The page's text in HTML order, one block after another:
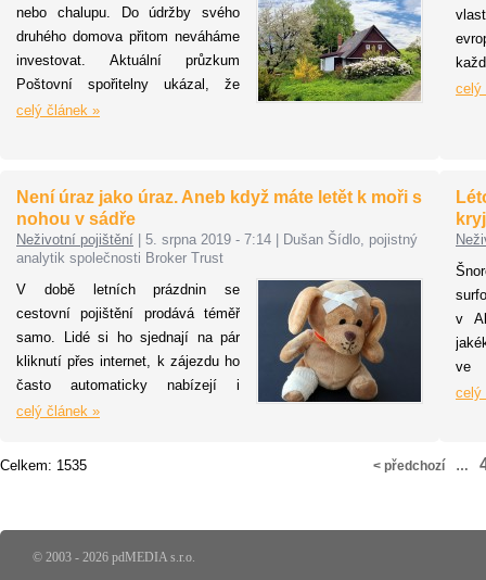
nebo chalupu. Do údržby svého
druhého domova přitom neváháme
investovat. Aktuální průzkum
Poštovní spořitelny ukázal, že
majitelé jsou připraveni ročně na
opraváře ale polovina považuje za
opravdový oříšek.
celý článek »
celý
Není úraz jako úraz. Aneb když máte letět k moři s
nohou v sádře
Neživotní pojištění 5. srpna 2019 - 7:14
Dušan Šídlo, pojistný
analytik společnosti Broker Trust
V době letních prázdnin se
cestovní pojištění prodává téměř
samo. Lidé si ho sjednají na pár
kliknutí přes internet, k zájezdu ho
často automaticky nabízejí i
cestovní kanceláře a agentury.
kámen úrazu, protože lidé pojistce
zájezdu, které je poměrně
oblíbenou součástí cestovního
celý článek »
v
ve
celý
< předchozí …
Celkem: 1535
© 2003 - 2026 pdMEDIA s.r.o.